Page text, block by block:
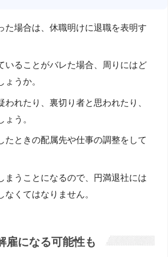
た場合は、休職明けに退職を表明す
いることがバレた場合、周りにはど
ょうか。
われたり、裏切り者と思われたり、
う。
たときの配属先や仕事の調整をして
まうことになるので、円満退社には
くてはなりません。
雇になる可能性も